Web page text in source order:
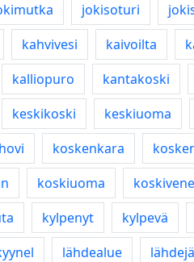
jokisoturi
kahvivesi kaivoilta
kalliopuro kantakoski
keskikoski keskiuoma
koskenkara
koskiuoma koskivene
kylpenyt kylpevä
lähdealue